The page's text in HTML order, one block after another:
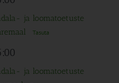
ja loomatoetuste
Tasuta
ja loomatoetuste